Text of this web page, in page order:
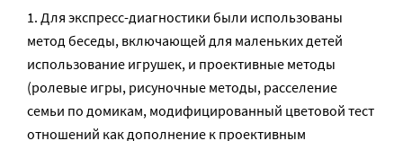
1. Для экспресс-диагностики были использованы
метод беседы, включающей для маленьких детей
использование игрушек, и проективные методы
(ролевые игры, рисуночные методы, расселение
семьи по домикам, модифицированный цветовой тест
отношений как дополнение к проективным